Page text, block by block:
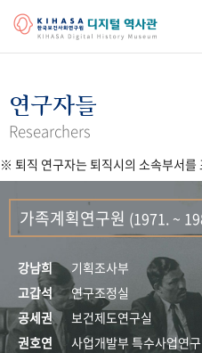
걸어온 길 기관 변천사
연구 역사
정책과 연구 키워드로 보는 연
간행물 변천사
기록물 아카이브
사진 아카이브 문서 기록물
연구자들
Researchers
※ 퇴직 연구자는 퇴직시의 소속부서를
가족계획연구원 (1971. ~
강남희
기획조사부
고갑석
연구조정실
공세권
보건제도연구실
권호연
사업개발부 특수사업연구